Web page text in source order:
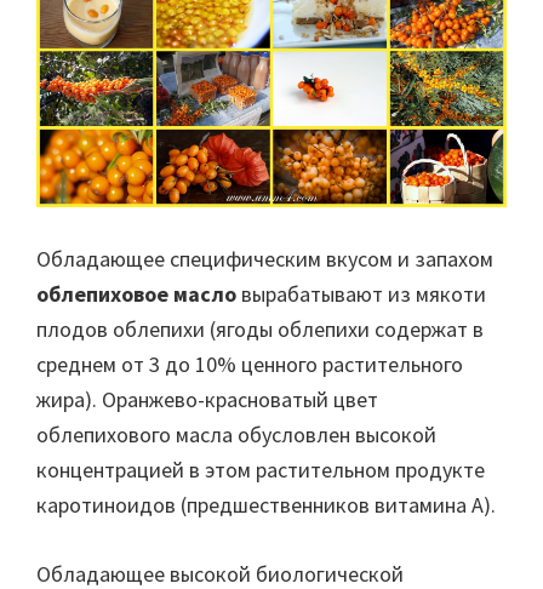
Обладающее специфическим вкусом и запахом
облепиховое масло вырабатывают из мякоти
плодов облепихи (ягоды облепихи содержат в
среднем от 3 до 10% ценного растительного
жира). Оранжево-красноватый цвет
облепихового масла обусловлен высокой
концентрацией в этом растительном продукте
каротиноидов (предшественников витамина А).
Обладающее высокой биологической